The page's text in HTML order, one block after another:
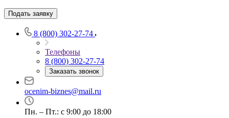
Подать заявку
8 (800) 302-27-74
Телефоны
8 (800) 302-27-74
Заказать звонок
ocenim-biznes@mail.ru
Пн. – Пт.: с 9:00 до 18:00
Выберите ваш город